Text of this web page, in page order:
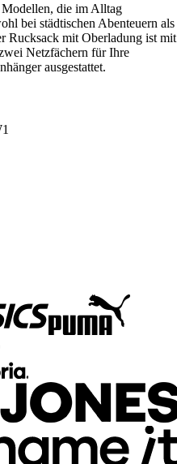
die im Alltag
bei städtischen Abenteuern als
Rucksack mit Oberladung ist mit
Netzfächern für Ihre
ausgestattet.